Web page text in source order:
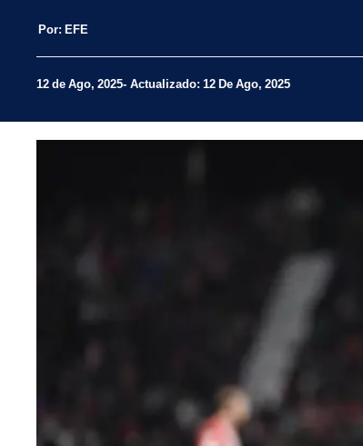
Por: EFE
12 de Ago, 2025 Actualizado: 12 De Ago, 2025